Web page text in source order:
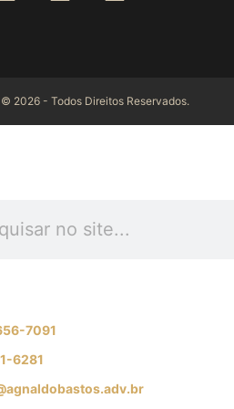
2026 - Todos Direitos Reservados.
7091
6281